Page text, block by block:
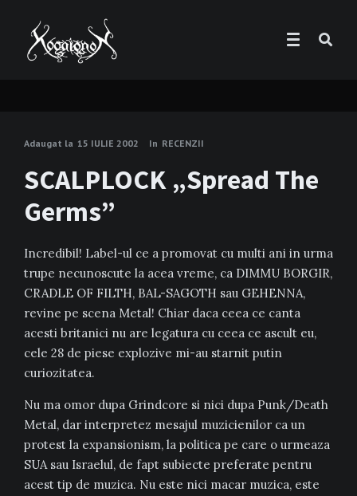
Adaugat la 15 IULIE 2002 In RECENZII
SCALPLOCK „Spread The
Germs”
Incredibil! Label-ul ce a promovat cu multi ani in urma
trupe necunoscute la acea vreme, ca DIMMU BORGIR,
CRADLE OF FILTH, BAL-SAGOTH sau GEHENNA,
revine pe scena Metal! Chiar daca ceea ce canta
acesti britanici nu are legatura cu ceea ce ascult eu,
cele 28 de piese explozive mi-au starnit putin
curiozitatea.
Nu ma omor dupa Grindcore si nici dupa Punk/Death
Metal, dar interpretez mesajul muzicienilor ca un
protest la expansionism, la politica pe care o urmeaza
SUA sau Israelul, de fapt subiecte preferate pentru
acest tip de muzica. Nu este nici macar muzica, este